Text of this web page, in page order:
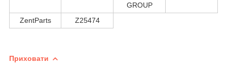
GROUP
ZentParts Z25474
Приховати